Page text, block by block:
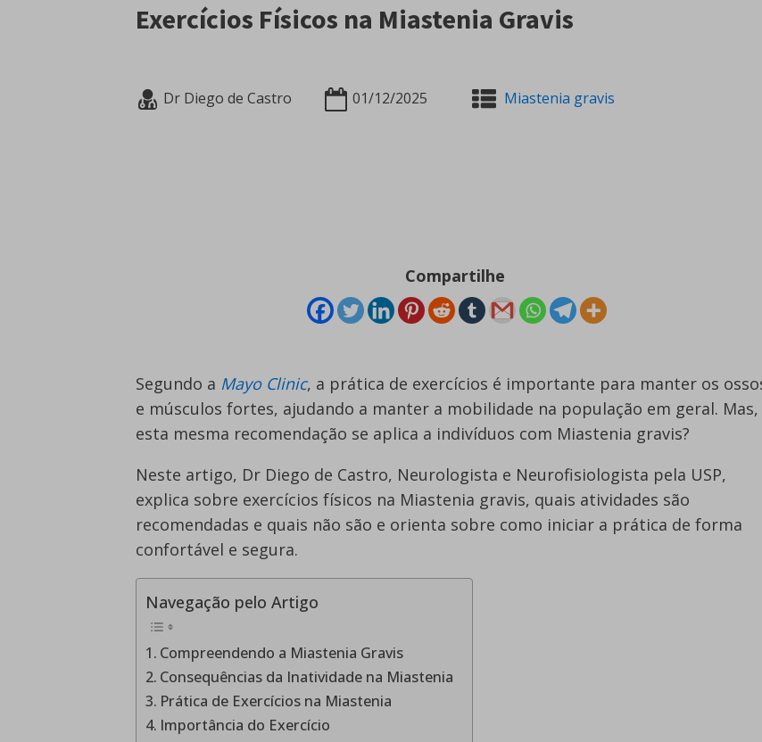
Exercícios Físicos na Miastenia Gravis
Dr Diego de Castro 01/12/2025 Miastenia gravis
Compartilhe
Segundo a Mayo Clinic, a prática de exercícios é importante para manter os
e músculos fortes, ajudando a manter a mobilidade na população em geral. Mas,
esta mesma recomendação se aplica a indivíduos com Miastenia gravis?
Neste artigo, Dr Diego de Castro, Neurologista e Neurofisiologista pela USP,
explica sobre exercícios físicos na Miastenia gravis, quais atividades são
recomendadas e quais não são e orienta sobre como iniciar a prática de forma
confortável e segura.
Navegação pelo Artigo
Compreendendo a Miastenia Gravis
Consequências da Inatividade na Miastenia
Prática de Exercícios na Miastenia
Importância do Exercício